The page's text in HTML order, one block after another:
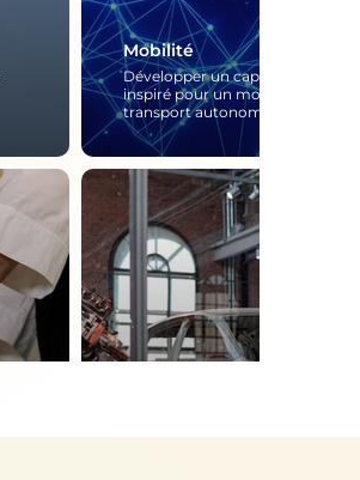
Mobilité
Développer un capteur bio-
inspiré pour un mode de
transport autonome